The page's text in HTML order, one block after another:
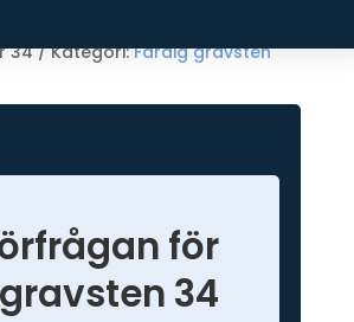
34 Kategori:Färdig gravsten
för
34